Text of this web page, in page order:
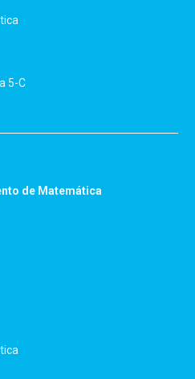
5-C
de Matemática